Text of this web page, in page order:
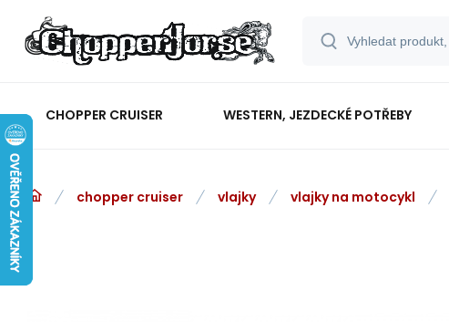
CHOPPER CRUISER WESTERN, JEZDECKÉ POTŘEBY
chopper cruiser vlajky vlajky na motocykl